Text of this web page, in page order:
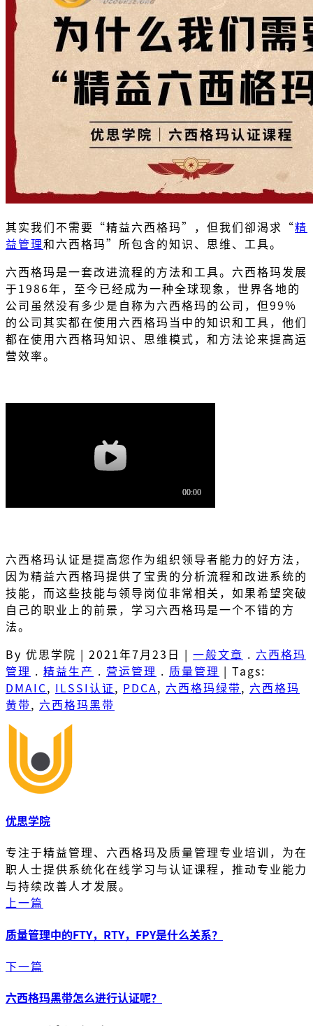
其实我们不需要“精益六西格玛”，但我们卻渴求“精
益管理和六西格玛”所包含的知识、思维、工具。
六西格玛是一套改进流程的方法和工具。六西格玛发展
于1986年，至今已经成为一种全球现象，世界各地的
公司虽然没有多少是自称为六西格玛的公司，但99%
的公司其实都在使用六西格玛当中的知识和工具，他们
都在使用六西格玛知识、思维模式，和方法论来提高运
营效率。
六西格玛认证是提高您作为组织领导者能力的好方法，
因为精益六西格玛提供了宝贵的分析流程和改进系统的
技能，而这些技能与领导岗位非常相关，如果希望突破
自己的职业上的前景，学习六西格玛是一个不错的方
法。
By 优思学院 | 2021年7月23日 | 一般文章 . 六西格玛
管理 . 精益生产 . 营运管理 . 质量管理 | Tags:
DMAIC, ILSSI认证, PDCA, 六西格玛绿带, 六西格玛
黄带, 六西格玛黑带
优思学院
专注于精益管理、六西格玛及质量管理专业培训，为在
职人士提供系统化在线学习与认证课程，推动专业能力
与持续改善人才发展。
上一篇
质量管理中的FTY，RTY，FPY是什么关系？
下一篇
六西格玛黑带怎么进行认证呢？